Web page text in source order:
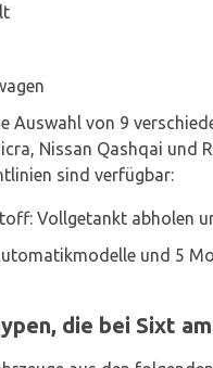
Auswahl von 9
Nissan Qashqai und
sind verfügbar:
Vollgetankt abholen
und 5
die bei Sixt